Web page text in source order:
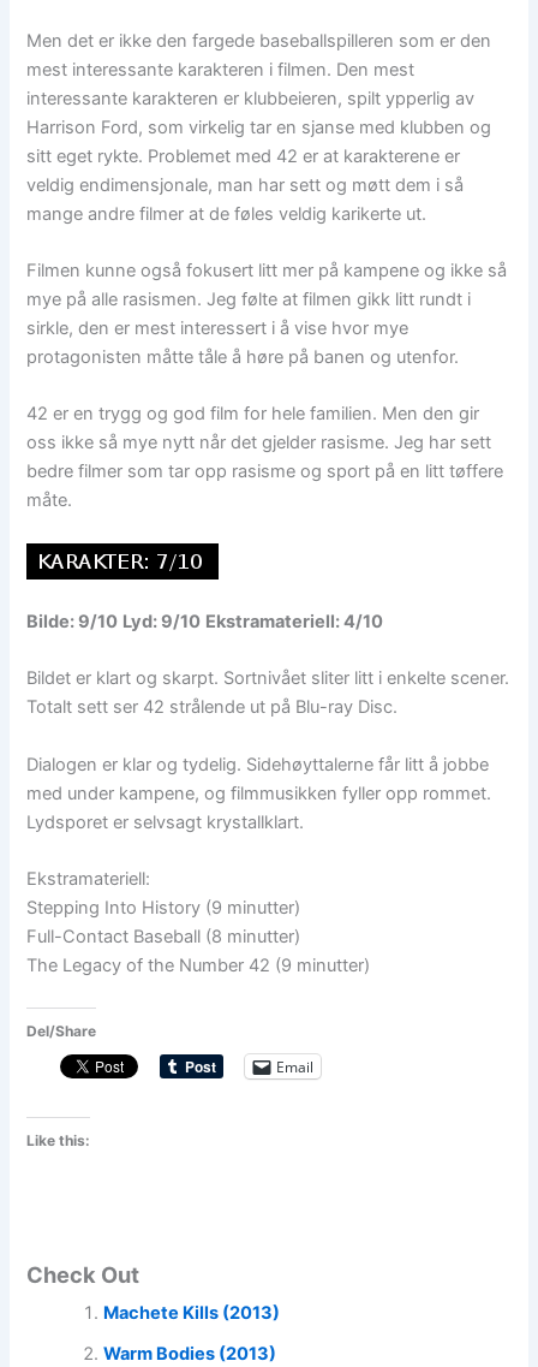
Men det er ikke den fargede baseballspilleren som er den
mest interessante karakteren i filmen. Den mest
interessante karakteren er klubbeieren, spilt ypperlig av
Harrison Ford, som virkelig tar en sjanse med klubben og
sitt eget rykte. Problemet med 42 er at karakterene er
veldig endimensjonale, man har sett og møtt dem i så
mange andre filmer at de føles veldig karikerte ut.
Filmen kunne også fokusert litt mer på kampene og ikke så
mye på alle rasismen. Jeg følte at filmen gikk litt rundt i
sirkle, den er mest interessert i å vise hvor mye
protagonisten måtte tåle å høre på banen og utenfor.
42 er en trygg og god film for hele familien. Men den gir
oss ikke så mye nytt når det gjelder rasisme. Jeg har sett
bedre filmer som tar opp rasisme og sport på en litt tøffere
måte.
Bilde: 9/10 Lyd: 9/10 Ekstramateriell: 4/10
Bildet er klart og skarpt. Sortnivået sliter litt i enkelte scener.
Totalt sett ser 42 strålende ut på Blu-ray Disc.
Dialogen er klar og tydelig. Sidehøyttalerne får litt å jobbe
med under kampene, og filmmusikken fyller opp rommet.
Lydsporet er selvsagt krystallklart.
Ekstramateriell:
Stepping Into History (9 minutter)
Full-Contact Baseball (8 minutter)
The Legacy of the Number 42 (9 minutter)
Del/Share
Email
Like this:
Check Out
Machete Kills (2013)
Warm Bodies (2013)